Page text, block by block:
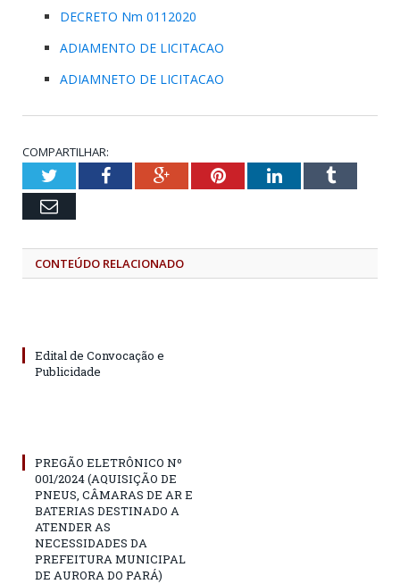
DECRETO Nm 0112020
ADIAMENTO DE LICITACAO
ADIAMNETO DE LICITACAO
COMPARTILHAR:
TwitterFacebookGoogle+PinterestLinkedInTumblr
Email
CONTEÚDO RELACIONADO
Edital de Convocação e
Publicidade
PREGÃO ELETRÔNICO Nº
001/2024 (AQUISIÇÃO DE
PNEUS, CÂMARAS DE AR E
BATERIAS DESTINADO A
ATENDER AS
NECESSIDADES DA
PREFEITURA MUNICIPAL
DE AURORA DO PARÁ)